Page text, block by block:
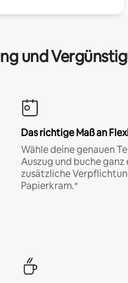
und
Das richtige Maß an
Wähle deine genauen
Auszug und buche
zusätzliche
Papierkram.*